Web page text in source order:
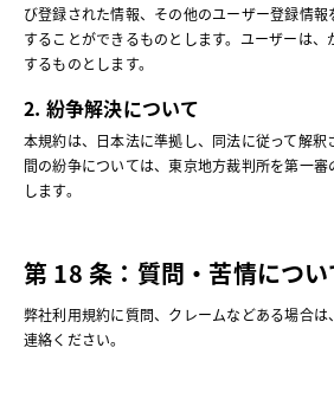
び登録された情報、その他のユーザー登録情
することができるものとします。ユーザーは
するものとします。
2. 紛争解決について
本規約は、日本法に準拠し、同法に従って解釈
間の紛争については、東京地方裁判所を第一
します。
第 18 条：質問・苦情につい
弊社利用規約に質問、クレームなどある場合は、
連絡ください。